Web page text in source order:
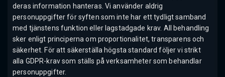
deras information hanteras. Vi använder aldrig
personuppgifter för syften som inte har ett tydligt samband
med tjänstens funktion eller lagstadgade krav. All behandling
sker enligt principerna om proportionalitet, transparens och
säkerhet. För att säkerställa högsta standard följer vi strikt
alla GDPR-krav som ställs på verksamheter som behandlar
personuppgifter.